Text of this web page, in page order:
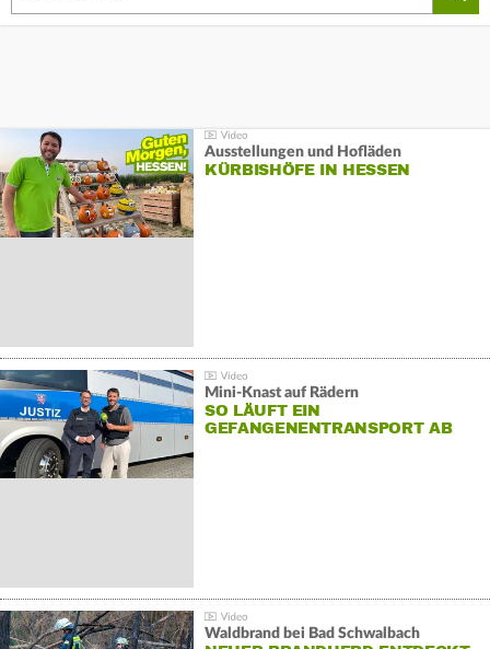
Ausstellungen und Hofläden
KÜRBISHÖFE IN HESSEN
Mini-Knast auf Rädern
SO LÄUFT EIN
GEFANGENENTRANSPORT AB
Waldbrand bei Bad Schwalbach